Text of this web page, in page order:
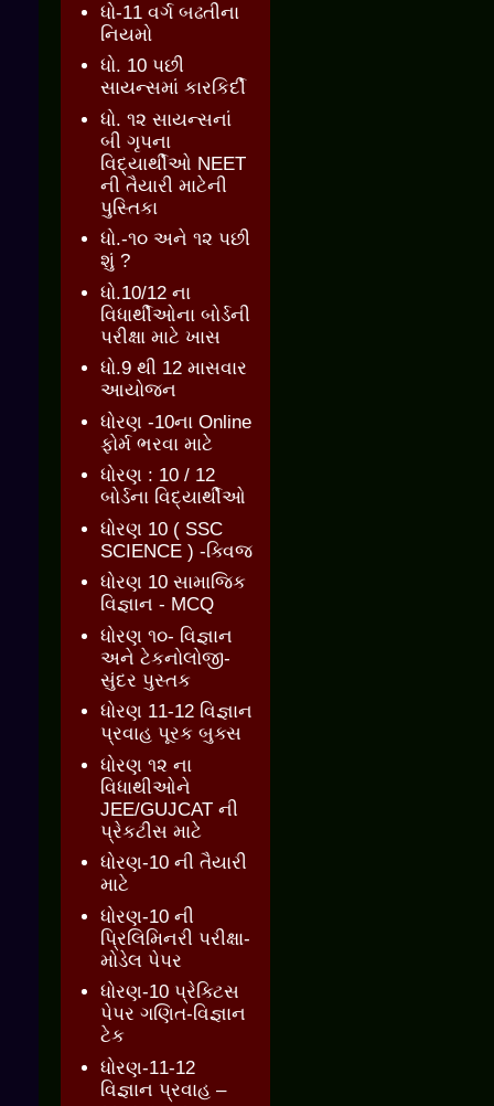
ધો-11 વર્ગ બઢતીના
નિયમો
ધો. 10 પછી
સાયન્સમાં કારકિર્દી
ધો. ૧૨ સાયન્સનાં
બી ગૃપના
વિદ્યાર્થીઓ NEET
ની તૈયારી માટેની
પુસ્તિકા
ધો.-૧૦ અને ૧૨ પછી
શું ?
ધો.10/12 ના
વિધાર્થીઓના બોર્ડની
પરીક્ષા માટે ખાસ
ધો.9 થી 12 માસવાર
આયોજન
ધોરણ -10ના Online
ફોર્મ ભરવા માટે
ધોરણ : 10 / 12
બોર્ડના વિદ્યાર્થીઓ
ધોરણ 10 ( SSC
SCIENCE ) -ક્વિજ
ધોરણ 10 સામાજિક
વિજ્ઞાન - MCQ
ધોરણ ૧૦- વિજ્ઞાન
અને ટેકનોલોજી-
સુંદર પુસ્તક
ધોરણ 11-12 વિજ્ઞાન
પ્રવાહ પૂરક બુક્સ
ધોરણ ૧૨ ના
વિધાથીઓને
JEE/GUJCAT ની
પ્રેકટીસ માટે
ધોરણ-10 ની તૈયારી
માટે
ધોરણ-10 ની
પ્રિલિમિનરી પરીક્ષા-
મોડેલ પેપર
ધોરણ-10 પ્રેક્ટિસ
પેપર ગણિત-વિજ્ઞાન
ટેક
ધોરણ-11-12
વિજ્ઞાન પ્રવાહ –